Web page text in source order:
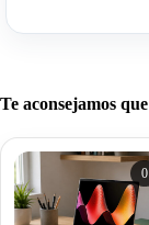
Te aconsejamos
0